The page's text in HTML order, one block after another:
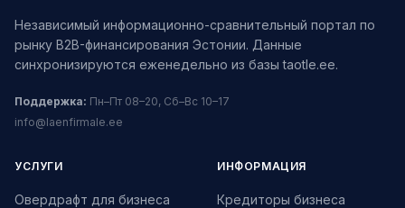
Независимый информационно-сравнительный портал по
рынку B2B-финансирования Эстонии. Данные
синхронизируются еженедельно из базы taotle.ee.
Поддержка: Пн–Пт 08–20, Сб–Вс 10–17
info@laenfirmale.ee
УСЛУГИ
Овердрафт для бизнеса
ИНФОРМАЦИЯ
Кредиторы бизнеса